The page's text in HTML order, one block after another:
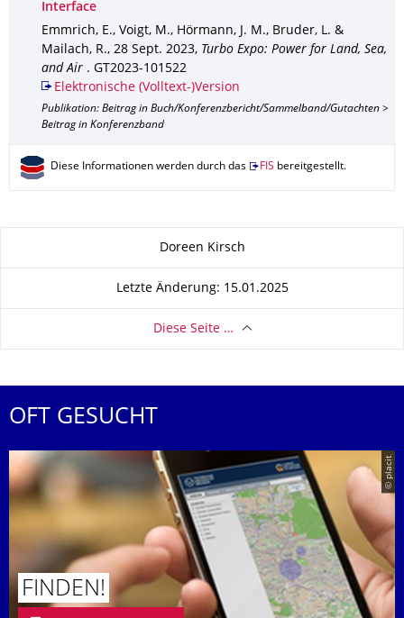
Interface
Emmrich, E., Voigt, M., Hörmann, J. M., Bruder, L. &
Mailach, R., 28 Sept. 2023, Turbo Expo: Power for Land, Sea,
and Air . GT2023-101522
Elektronische (Volltext-)Version
Publikation: Beitrag in Buch/Konferenzbericht/Sammelband/Gutachten >
Beitrag in Konferenzband
Diese Informationen werden durch das FIS bereitgestellt.
Doreen Kirsch
Letzte Änderung: 15.01.2025
Diese Seite …
OFT GESUCHT
© placit
FINDEN!